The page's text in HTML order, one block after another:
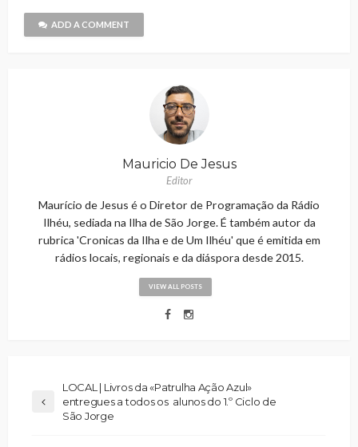
ADD A COMMENT
Mauricio De Jesus
Editor
Maurício de Jesus é o Diretor de Programação da Rádio
Ilhéu, sediada na Ilha de São Jorge. É também autor da
rubrica 'Cronicas da Ilha e de Um Ilhéu' que é emitida em
rádios locais, regionais e da diáspora desde 2015.
VIEW ALL POSTS
LOCAL | Livros da «Patrulha Ação Azul»
entregues a todos os alunos do 1.º Ciclo de
São Jorge